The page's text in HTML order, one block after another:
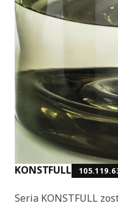
KONSTFULL
Seria KONSTFULL